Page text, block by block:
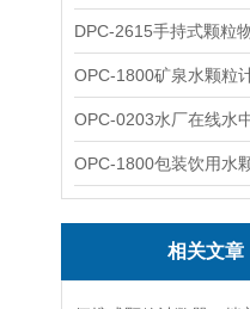
DPC-2615手持式颗粒
OPC-1800矿泉水颗粒
OPC-1800包装饮用水
相关文章